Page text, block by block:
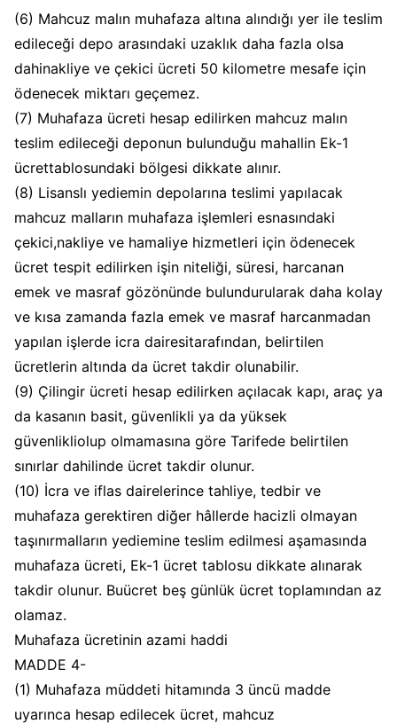
(6) Mahcuz malın muhafaza altına alındığı yer ile teslim
edileceği depo arasındaki uzaklık daha fazla olsa
dahinakliye ve çekici ücreti 50 kilometre mesafe için
ödenecek miktarı geçemez.
(7) Muhafaza ücreti hesap edilirken mahcuz malın
teslim edileceği deponun bulunduğu mahallin Ek-1
ücrettablosundaki bölgesi dikkate alınır.
(8) Lisanslı yediemin depolarına teslimi yapılacak
mahcuz malların muhafaza işlemleri esnasındaki
çekici,nakliye ve hamaliye hizmetleri için ödenecek
ücret tespit edilirken işin niteliği, süresi, harcanan
emek ve masraf gözönünde bulundurularak daha kolay
ve kısa zamanda fazla emek ve masraf harcanmadan
yapılan işlerde icra dairesitarafından, belirtilen
ücretlerin altında da ücret takdir olunabilir.
(9) Çilingir ücreti hesap edilirken açılacak kapı, araç ya
da kasanın basit, güvenlikli ya da yüksek
güvenlikliolup olmamasına göre Tarifede belirtilen
sınırlar dahilinde ücret takdir olunur.
(10) İcra ve iflas dairelerince tahliye, tedbir ve
muhafaza gerektiren diğer hâllerde hacizli olmayan
taşınırmalların yediemine teslim edilmesi aşamasında
muhafaza ücreti, Ek-1 ücret tablosu dikkate alınarak
takdir olunur. Buücret beş günlük ücret toplamından az
olamaz.
Muhafaza ücretinin azami haddi
MADDE 4-
(1) Muhafaza müddeti hitamında 3 üncü madde
uyarınca hesap edilecek ücret, mahcuz